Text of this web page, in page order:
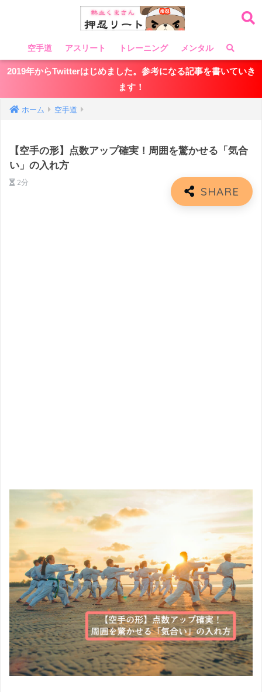
空手道 アスリート トレーニング メンタル
2019年からTwitterはじめました。参考になる記事を書いていき
ます！
ホーム 空手道
【空手の形】点数アップ確実！周囲を驚かせる「気合
い」の入れ方
2分